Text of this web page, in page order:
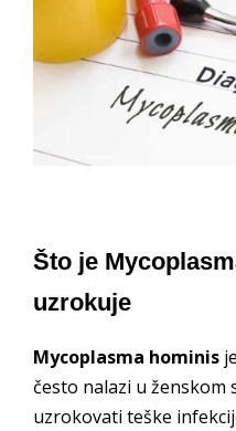
Što je
uzrokuje
Mycoplasma hominis
često nalazi u
uzrokovati teške